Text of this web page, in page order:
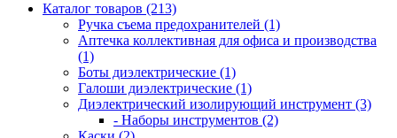
Каталог товаров (213)
Ручка съема предохранителей (1)
Аптечка коллективная для офиса и производства
(1)
Боты диэлектрические (1)
Галоши диэлектрические (1)
Диэлектрический изолирующий инструмент (3)
- Наборы инструментов (2)